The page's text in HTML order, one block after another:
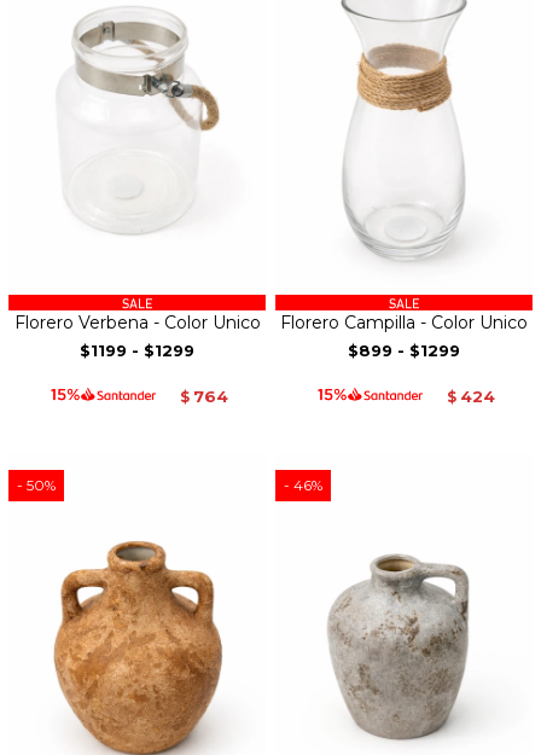
Florero Verbena - Color Unico
$1199 - $1299
$ 764
Florero Campilla - Color Unico
$899 - $1299
$ 424
50 46